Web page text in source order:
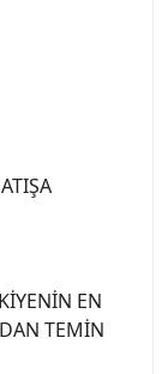
EN
TEMİN